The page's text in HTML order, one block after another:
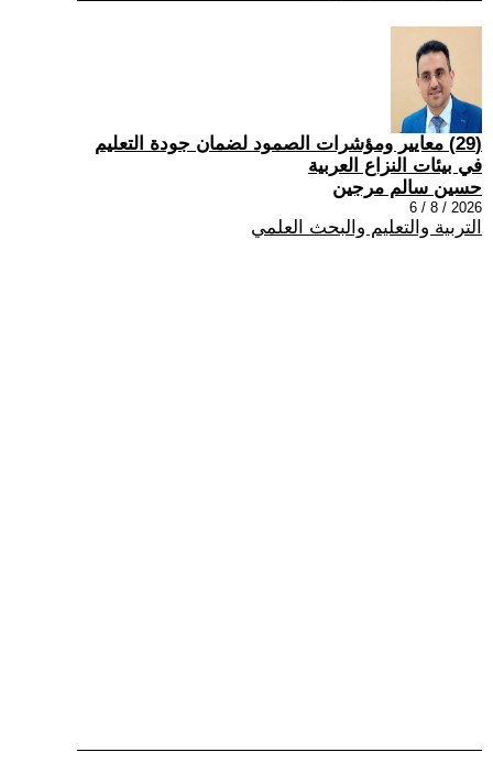
(29) معايير ومؤشرات الصمود لضمان جودة التعليم
في بيئات النزاع العربية
حسين سالم مرجين
2026 / 8 / 6
التربية والتعليم والبحث العلمي